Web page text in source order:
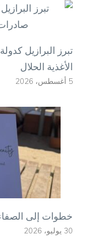
تبرز البرازيل
الأغذية الحلال
5 أغسطس، 2026
خطوات إلى
30 يوليو، 2026